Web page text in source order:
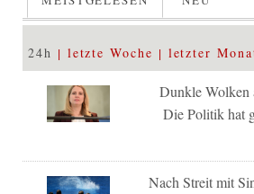
24h letzte Woche letzter
Dunkle Wolken
Die Politik hat
Nach Streit mit